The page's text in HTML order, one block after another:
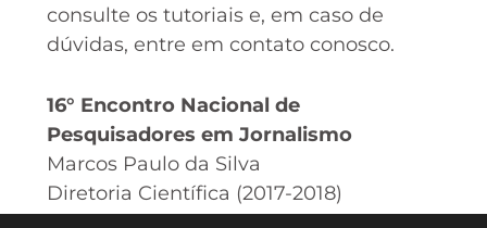
consulte os tutoriais e, em caso de
dúvidas, entre em contato conosco.
16° Encontro Nacional de
Pesquisadores em Jornalismo
Marcos Paulo da Silva
Diretoria Científica (2017-2018)